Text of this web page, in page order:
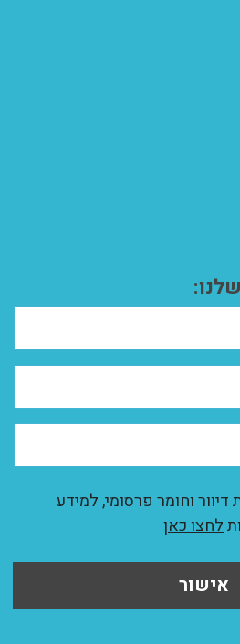
וחומר פרסומי, למידע
לחצו כאן
אישור